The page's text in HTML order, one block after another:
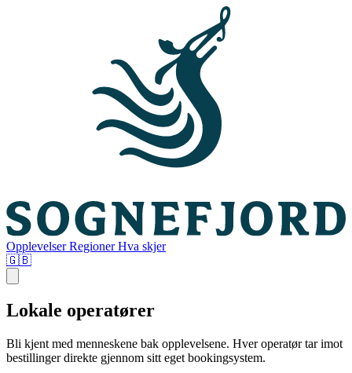
OpplevelserRegionerHva skjer
🇬🇧
Lokale operatører
Bli kjent med menneskene bak opplevelsene. Hver operatør tar imot
bestillinger direkte gjennom sitt eget bookingsystem.